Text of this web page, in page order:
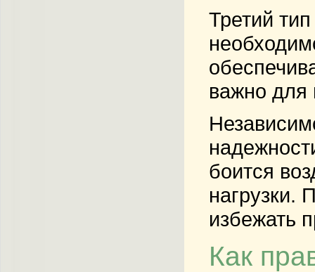
Третий
важно для
боится
нагрузки.
избежать
Как